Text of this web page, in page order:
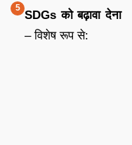
SDGs को बढ़ावा देना
– विशेष रूप से: